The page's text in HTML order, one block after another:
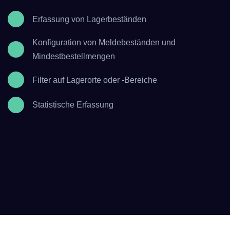
Erfassung von Lagerbeständen
Konfiguration von Meldebeständen und
Mindestbestellmengen
Filter auf Lagerorte oder -Bereiche
Statistische Erfassung